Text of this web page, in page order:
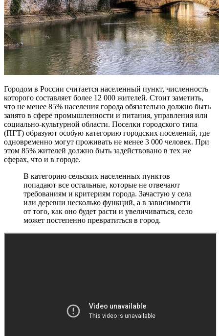
Городом в России считается населенный пункт, численность
которого составляет более 12 000 жителей. Стоит заметить,
что не менее 85% населения города обязательно должно быть
занято в сфере промышленности и питания, управления или
социально-культурной области. Поселки городского типа
(ПГТ) образуют особую категорию городских поселений, где
одновременно могут проживать не менее 3 000 человек. При
этом 85% жителей должно быть задействовано в тех же
сферах, что и в городе.
В категорию сельских населенных пунктов
попадают все остальные, которые не отвечают
требованиям и критериям города. Зачастую у села
или деревни несколько функций, а в зависимости
от того, как оно будет расти и увеличиваться, село
может постепенно превратиться в город.